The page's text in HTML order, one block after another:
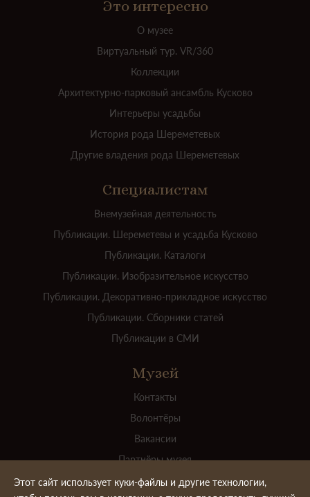
Это интересно
О музее
Виртуальный тур. VR/360
Коллекции
Архитектурно-парковый ансамбль Кусково
Интерьеры усадьбы
История рода Шереметевых
Другие владения рода Шереметевых
Специалистам
Внемузейная деятельность
Публикации. Шереметевы и усадьба Кусково
Публикации. Каталоги
Публикации. Изобразительное искусство
Публикации. Декоративно-прикладное искусство
Публикации. Сборники статей
Публикации в СМИ
Музей
Контакты
Волонтёры
Вакансии
Партнёры музея
Для прессы
Этот сайт использует куки-файлы и другие технологии,